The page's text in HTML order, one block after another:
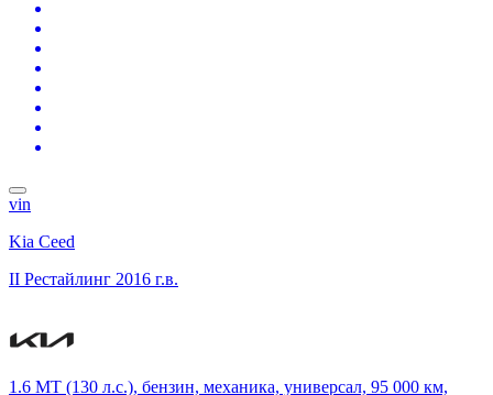
vin
Kia Ceed
II Рестайлинг 2016 г.в.
1.6 MT (130 л.с.), бензин, механика, универсал, 95 000 км,